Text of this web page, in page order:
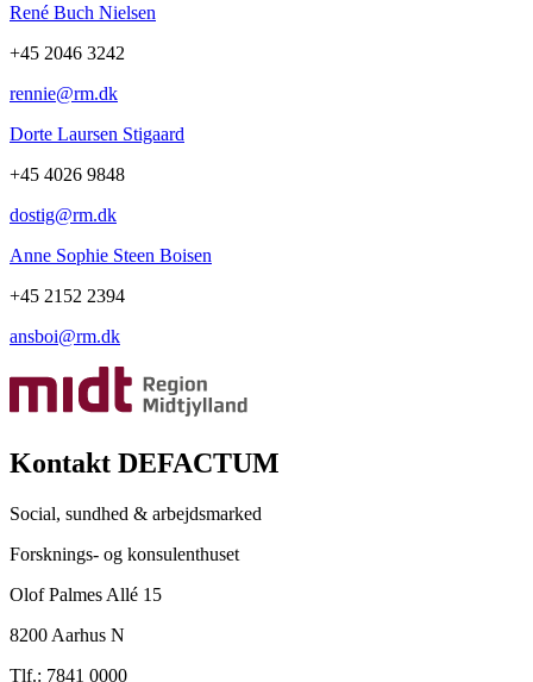
René Buch Nielsen
+45 2046 3242
rennie@rm.dk
Dorte Laursen Stigaard
+45 4026 9848
dostig@rm.dk
Anne Sophie Steen Boisen
+45 2152 2394
ansboi@rm.dk
Kontakt DEFACTUM
Social, sundhed & arbejdsmarked
Forsknings- og konsulenthuset
Olof Palmes Allé 15
8200 Aarhus N
Tlf.: 7841 0000